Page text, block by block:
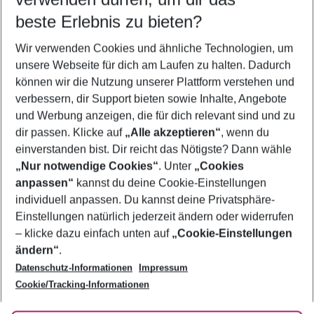
5-8 Nächte
2 Erwachsene Keine Kinder
Mehr Filter anzeigen
Footer
Footer navigation
Über uns
AGB
Bestpreisgarantie
Cookie-Einstellungen ändern
Cookie-Richtlinie
Agenturbetreuung
Barrierefreies Reisen
Folge uns
beste Erlebnis zu bieten?
Wir verwenden Cookies und ähnliche Technologien, um
unsere Webseite für dich am Laufen zu halten. Dadurch
können wir die Nutzung unserer Plattform verstehen und
verbessern, dir Support bieten sowie Inhalte, Angebote
und Werbung anzeigen, die für dich relevant sind und zu
dir passen. Klicke auf „Alle akzeptieren“, wenn du
einverstanden bist. Dir reicht das Nötigste? Dann wähle
„Nur notwendige Cookies“. Unter „Cookies
anpassen“ kannst du deine Cookie-Einstellungen
individuell anpassen. Du kannst deine Privatsphäre-
Einstellungen natürlich jederzeit ändern oder widerrufen
– klicke dazu einfach unten auf „Cookie-Einstellungen
ändern“.
Datenschutz-Informationen
Impressum
Cookie/Tracking-Informationen